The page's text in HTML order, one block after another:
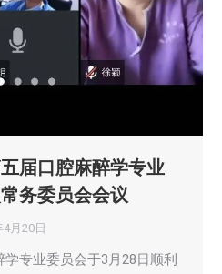
届口腔麻醉学专业
务委员会会议
4月20日
专业委员会于3月28日顺利